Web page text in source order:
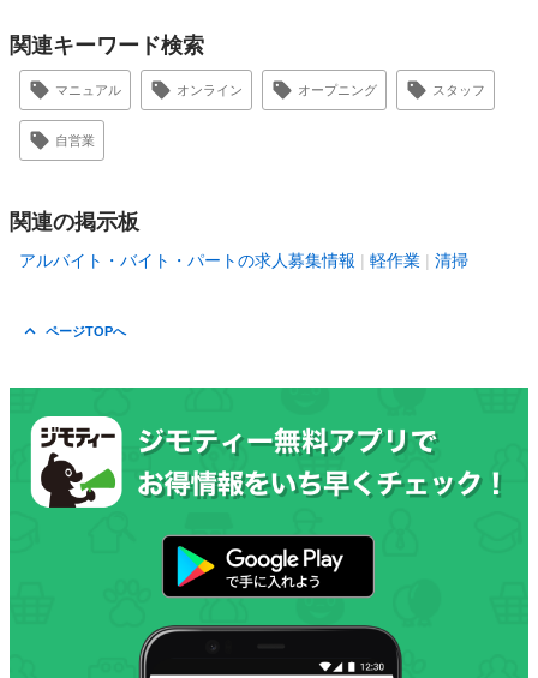
関連キーワード検索
マニュアル オンライン オープニング スタッフ
自営業
関連の掲示板
アルバイト・バイト・パートの求人募集情報 軽作業 清掃
ページTOPへ